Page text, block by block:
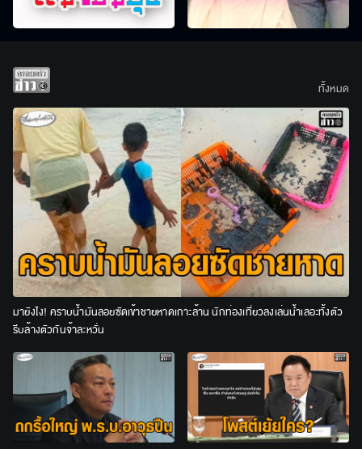
มายังไง! คราบน้ำมันลอยซัดเข้าชายหาดเกาะล้าน นักท่องเที่ยวลงเล่นน้ำเลอะทั้งตัว
รีบล้างตัวกันจ้าละหวั่น
ทั้งหมด